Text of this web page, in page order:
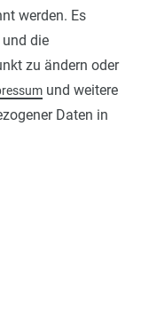
werden. Es
die
zu ändern oder
und weitere
Daten in